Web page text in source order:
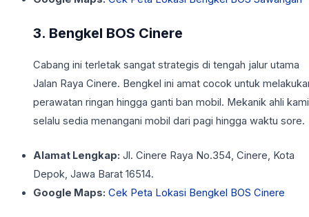
3. Bengkel BOS Cinere
Cabang ini terletak sangat strategis di tengah jalur utama
Jalan Raya Cinere. Bengkel ini amat cocok untuk
perawatan ringan hingga ganti ban mobil. Mekanik ahli kami
selalu sedia menangani mobil dari pagi hingga waktu sore.
Alamat Lengkap: Jl. Cinere Raya No.354, Cinere, Kota
Depok, Jawa Barat 16514.
Google Maps: Cek Peta Lokasi Bengkel BOS Cinere